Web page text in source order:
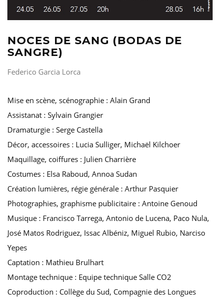
NOCES DE SANG (BODAS DE
SANGRE)
Federico Garcia Lorca
Mise en scène, scénographie : Alain Grand
Assistanat : Sylvain Grangier
Dramaturgie : Serge Castella
Décor, accessoires : Lucia Sulliger, Michaël Kilchoer
Maquillage, coiffures : Julien Charrière
Costumes : Elsa Raboud, Annoa Sudan
Création lumières, régie générale : Arthur Pasquier
Photographies, graphisme publicitaire : Antoine Genoud
Musique : Francisco Tarrega, Antonio de Lucena, Paco Nula,
José Matos Rodriguez, Issac Albéniz, Miguel Rubio, Narciso
Yepes
Captation : Mathieu Brulhart
Montage technique : Equipe technique Salle CO2
Coproduction : Collège du Sud, Compagnie des Longues